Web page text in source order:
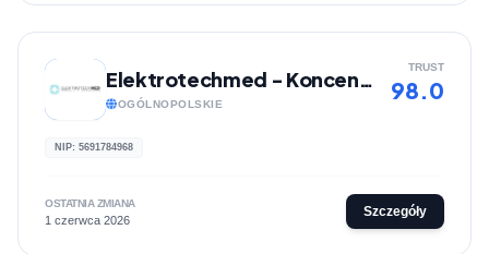
Elektrotechmed - Koncentratory tlenu
OGÓLNOPOLSKIE
TRUST
98.0
NIP: 5691784968
OSTATNIA ZMIANA
1 czerwca 2026
Szczegóły